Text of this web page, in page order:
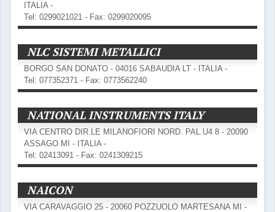
ITALIA -
Tel: 0299021021 - Fax: 0299020095
NLC SISTEMI METALLICI
BORGO SAN DONATO - 04016 SABAUDIA LT - ITALIA -
Tel: 077352371 - Fax: 0773562240
NATIONAL INSTRUMENTS ITALY
VIA CENTRO DIR.LE MILANOFIORI NORD. PAL.U4 8 - 20090
ASSAGO MI - ITALIA -
Tel: 02413091 - Fax: 0241309215
NAICON
VIA CARAVAGGIO 25 - 20060 POZZUOLO MARTESANA MI -